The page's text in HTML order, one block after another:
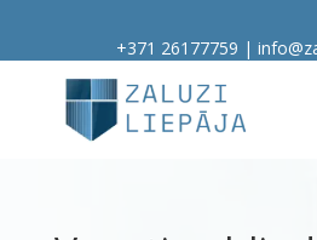
+371 26177759 |